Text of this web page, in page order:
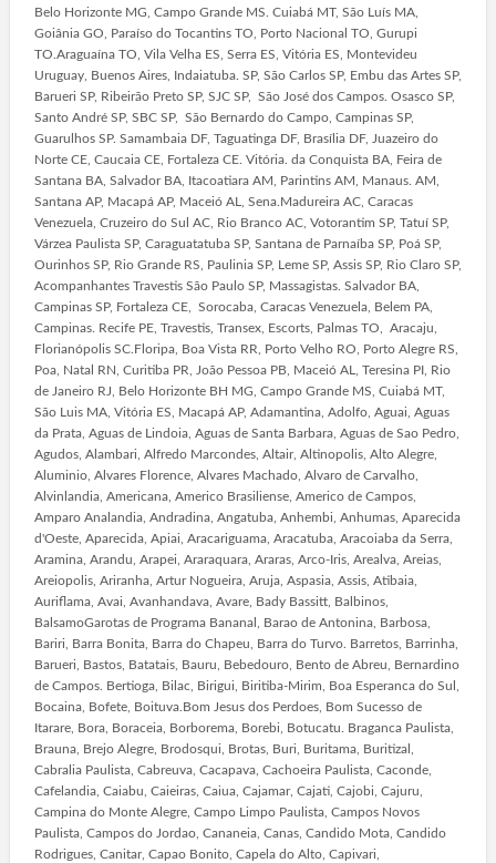
Belo Horizonte MG, Campo Grande MS. Cuiabá MT, São Luís MA,
Goiânia GO, Paraíso do Tocantins TO, Porto Nacional TO, Gurupi
TO.Araguaína TO, Vila Velha ES, Serra ES, Vitória ES, Montevideu
Uruguay, Buenos Aires, Indaiatuba. SP, São Carlos SP, Embu das Artes SP,
Barueri SP, Ribeirão Preto SP, SJC SP, São José dos Campos. Osasco SP,
Santo André SP, SBC SP, São Bernardo do Campo, Campinas SP,
Guarulhos SP. Samambaia DF, Taguatinga DF, Brasília DF, Juazeiro do
Norte CE, Caucaia CE, Fortaleza CE. Vitória. da Conquista BA, Feira de
Santana BA, Salvador BA, Itacoatiara AM, Parintins AM, Manaus. AM,
Santana AP, Macapá AP, Maceió AL, Sena.Madureira AC, Caracas
Venezuela, Cruzeiro do Sul AC, Rio Branco AC, Votorantim SP, Tatuí SP,
Várzea Paulista SP, Caraguatatuba SP, Santana de Parnaíba SP, Poá SP,
Ourinhos SP, Rio Grande RS, Paulinia SP, Leme SP, Assis SP, Rio Claro SP,
Acompanhantes Travestis São Paulo SP, Massagistas. Salvador BA,
Campinas SP, Fortaleza CE, Sorocaba, Caracas Venezuela, Belem PA,
Campinas. Recife PE, Travestis, Transex, Escorts, Palmas TO, Aracaju,
Florianópolis SC.Floripa, Boa Vista RR, Porto Velho RO, Porto Alegre RS,
Poa, Natal RN, Curitiba PR, João Pessoa PB, Maceió AL, Teresina PI, Rio
de Janeiro RJ, Belo Horizonte BH MG, Campo Grande MS, Cuiabá MT,
São Luis MA, Vitória ES, Macapá AP, Adamantina, Adolfo, Aguai, Aguas
da Prata, Aguas de Lindoia, Aguas de Santa Barbara, Aguas de Sao Pedro,
Agudos, Alambari, Alfredo Marcondes, Altair, Altinopolis, Alto Alegre,
Aluminio, Alvares Florence, Alvares Machado, Alvaro de Carvalho,
Alvinlandia, Americana, Americo Brasiliense, Americo de Campos,
Amparo Analandia, Andradina, Angatuba, Anhembi, Anhumas, Aparecida
d'Oeste, Aparecida, Apiai, Aracariguama, Aracatuba, Aracoiaba da Serra,
Aramina, Arandu, Arapei, Araraquara, Araras, Arco-Iris, Arealva, Areias,
Areiopolis, Ariranha, Artur Nogueira, Aruja, Aspasia, Assis, Atibaia,
Auriflama, Avai, Avanhandava, Avare, Bady Bassitt, Balbinos,
BalsamoGarotas de Programa Bananal, Barao de Antonina, Barbosa,
Bariri, Barra Bonita, Barra do Chapeu, Barra do Turvo. Barretos, Barrinha,
Barueri, Bastos, Batatais, Bauru, Bebedouro, Bento de Abreu, Bernardino
de Campos. Bertioga, Bilac, Birigui, Biritiba-Mirim, Boa Esperanca do Sul,
Bocaina, Bofete, Boituva.Bom Jesus dos Perdoes, Bom Sucesso de
Itarare, Bora, Boraceia, Borborema, Borebi, Botucatu. Braganca Paulista,
Brauna, Brejo Alegre, Brodosqui, Brotas, Buri, Buritama, Buritizal,
Cabralia Paulista, Cabreuva, Cacapava, Cachoeira Paulista, Caconde,
Cafelandia, Caiabu, Caieiras, Caiua, Cajamar, Cajati, Cajobi, Cajuru,
Campina do Monte Alegre, Campo Limpo Paulista, Campos Novos
Paulista, Campos do Jordao, Cananeia, Canas, Candido Mota, Candido
Rodrigues, Canitar, Capao Bonito, Capela do Alto, Capivari,